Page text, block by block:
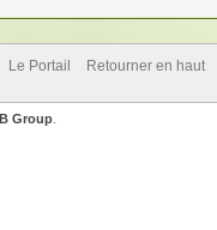
Le Portail
Retourner en haut
Group